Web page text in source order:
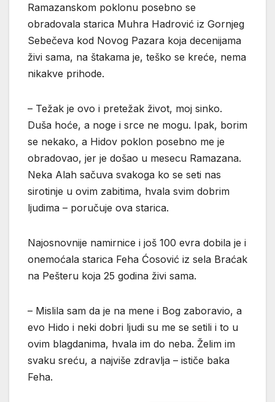
Ramazanskom poklonu posebno se
obradovala starica Muhra Hadrović iz Gornjeg
Sebečeva kod Novog Pazara koja decenijama
živi sama, na štakama je, teško se kreće, nema
nikakve prihode.
– Težak je ovo i pretežak život, moj sinko.
Duša hoće, a noge i srce ne mogu. Ipak, borim
se nekako, a Hidov poklon posebno me je
obradovao, jer je došao u mesecu Ramazana.
Neka Alah sačuva svakoga ko se seti nas
sirotinje u ovim zabitima, hvala svim dobrim
ljudima – poručuje ova starica.
Najosnovnije namirnice i još 100 evra dobila je i
onemoćala starica Feha Ćosović iz sela Braćak
na Pešteru koja 25 godina živi sama.
– Mislila sam da je na mene i Bog zaboravio, a
evo Hido i neki dobri ljudi su me se setili i to u
ovim blagdanima, hvala im do neba. Želim im
svaku sreću, a najviše zdravlja – ističe baka
Feha.